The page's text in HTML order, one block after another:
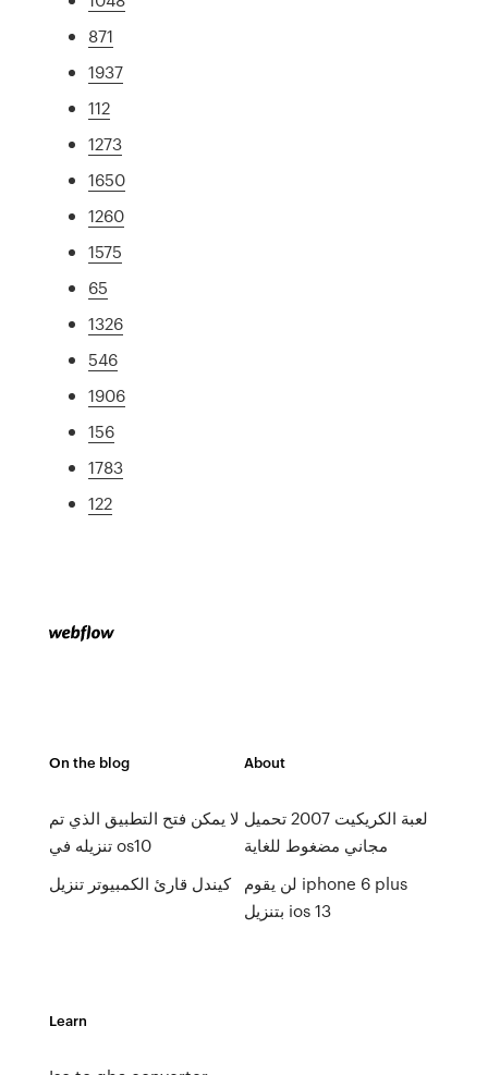
871
1937
112
1273
1650
1260
1575
65
1326
546
1906
156
1783
122
On the blog
لا يمكن فتح التطبيق الذي تم
تنزيله في os10
كيندل قارئ الكمبيوتر تنزيل
About
لعبة الكريكيت 2007 تحميل
مجاني مضغوط للغاية
لن يقوم iphone 6 plus
بتنزيل ios 13
Learn